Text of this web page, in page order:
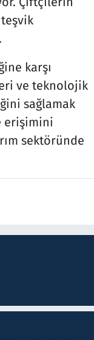
karşı
ve teknolojik
sağlamak
erişimini
sektöründe